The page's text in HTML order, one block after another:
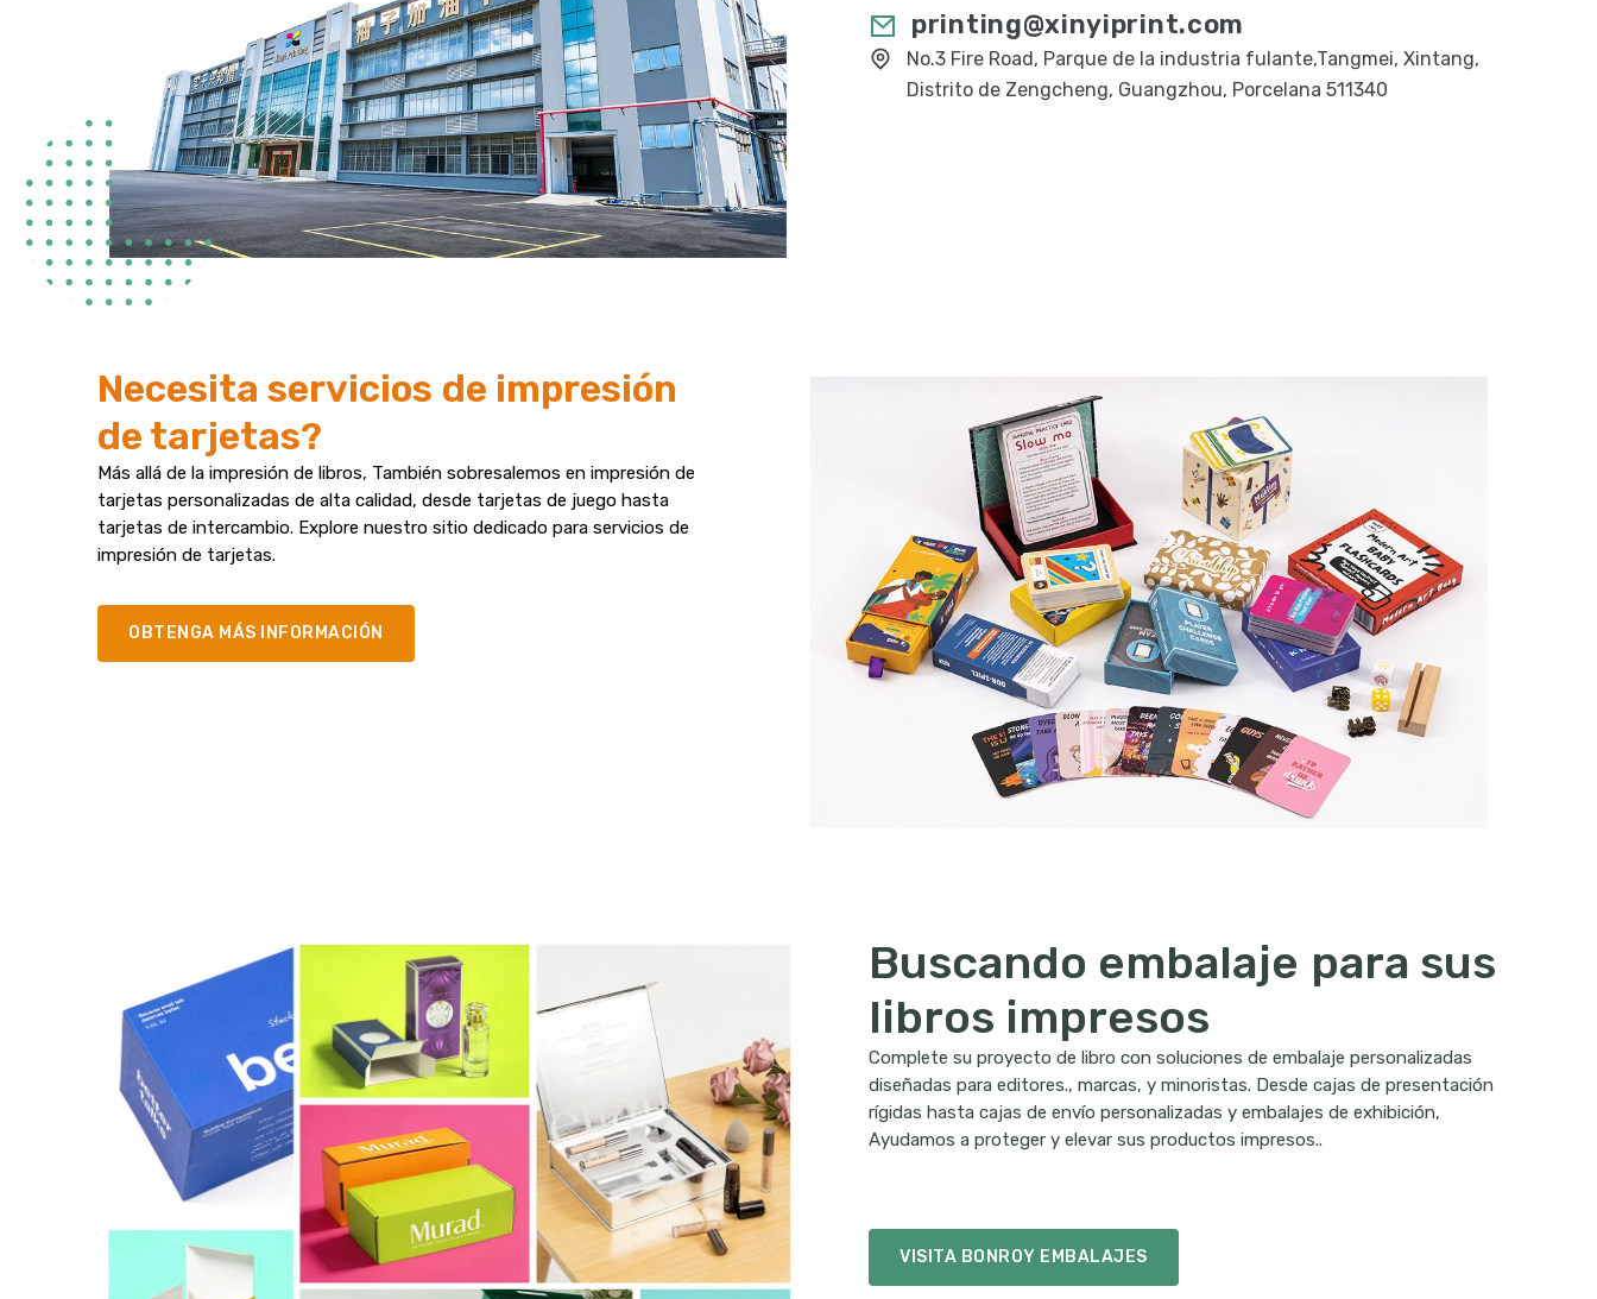
printing@xinyiprint.com
No.3 Fire Road, Parque de la industria fulante,Tangmei, Xintang,
Distrito de Zengcheng, Guangzhou, Porcelana 511340
Necesita servicios de impresión
de tarjetas?
Más allá de la impresión de libros, También sobresalemos en impresión de
tarjetas personalizadas de alta calidad, desde tarjetas de juego hasta
tarjetas de intercambio. Explore nuestro sitio dedicado para servicios de
impresión de tarjetas.
OBTENGA MÁS INFORMACIÓN
Buscando embalaje para sus
libros impresos
Complete su proyecto de libro con soluciones de embalaje personalizadas
diseñadas para editores., marcas, y minoristas. Desde cajas de presentación
rígidas hasta cajas de envío personalizadas y embalajes de exhibición,
Ayudamos a proteger y elevar sus productos impresos..
VISITA BONROY EMBALAJES